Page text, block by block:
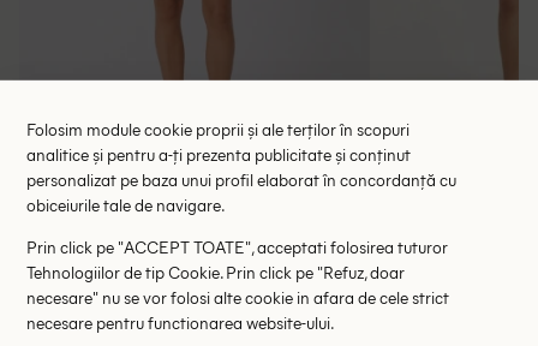
Pantaloni scurti Bershka, negru
59.00 lei
RRP: 112.00 lei
32 34
Fusta
Folosim module cookie proprii și ale terților în scopuri
analitice și pentru a-ți prezenta publicitate și conținut
personalizat pe baza unui profil elaborat în concordanță cu
obiceiurile tale de navigare.
Prin click pe "ACCEPT TOATE", acceptati folosirea tuturor
Tehnologiilor de tip Cookie. Prin click pe "Refuz, doar
necesare" nu se vor folosi alte cookie in afara de cele strict
necesare pentru functionarea website-ului.